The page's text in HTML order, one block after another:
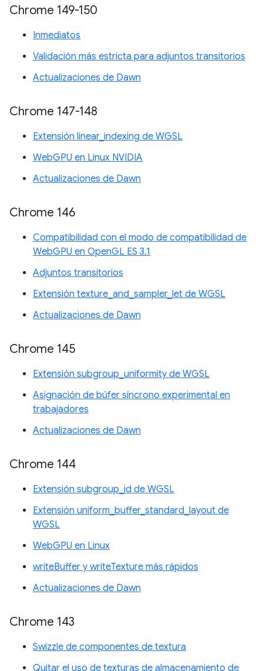
Chrome 149-150
Inmediatos
Validación más estricta para adjuntos transitorios
Actualizaciones de Dawn
Chrome 147-148
Extensión linear_indexing de WGSL
WebGPU en Linux NVIDIA
Actualizaciones de Dawn
Chrome 146
Compatibilidad con el modo de compatibilidad de
WebGPU en OpenGL ES 3.1
Adjuntos transitorios
Extensión texture_and_sampler_let de WGSL
Actualizaciones de Dawn
Chrome 145
Extensión subgroup_uniformity de WGSL
Asignación de búfer síncrono experimental en
trabajadores
Actualizaciones de Dawn
Chrome 144
Extensión subgroup_id de WGSL
Extensión uniform_buffer_standard_layout de
WGSL
WebGPU en Linux
writeBuffer y writeTexture más rápidos
Actualizaciones de Dawn
Chrome 143
Swizzle de componentes de textura
Quitar el uso de texturas de almacenamiento de